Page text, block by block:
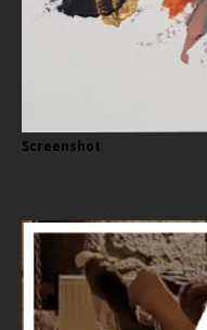
Screenshot